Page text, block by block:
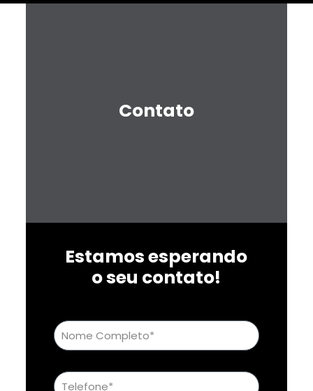
Contato
Estamos esperando
o seu contato!